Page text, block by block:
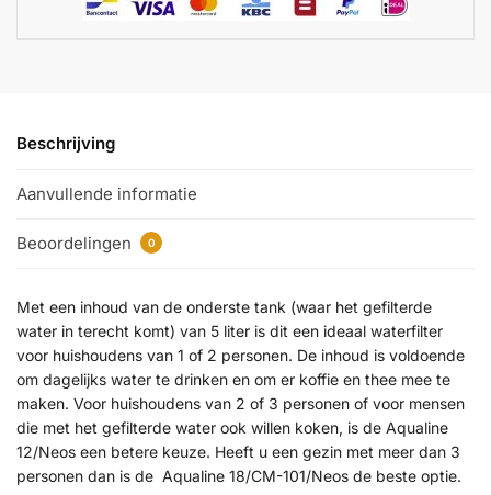
Beschrijving
Aanvullende informatie
Beoordelingen 0
Met een inhoud van de onderste tank (waar het gefilterde
water in terecht komt) van 5 liter is dit een ideaal waterfilter
voor huishoudens van 1 of 2 personen. De inhoud is voldoende
om dagelijks water te drinken en om er koffie en thee mee te
maken. Voor huishoudens van 2 of 3 personen of voor mensen
die met het gefilterde water ook willen koken, is de Aqualine
12/Neos een betere keuze. Heeft u een gezin met meer dan 3
personen dan is de Aqualine 18/CM-101/Neos de beste optie.